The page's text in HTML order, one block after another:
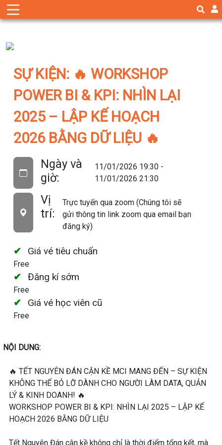
SỰ KIỆN: 🔥 WORKSHOP
POWER BI & KPI: NHÌN LẠI
2025 – LẬP KẾ HOẠCH
2026 BẰNG DỮ LIỆU 🔥
Ngày và
giờ:
11/01/2026 19:30 -
11/01/2026 21:30
Vị
trí:
Trực tuyến qua zoom (Chúng tôi sẽ
gửi thông tin link zoom qua email bạn
đăng ký)
Giá vé tiêu chuẩn
Free
Đăng kí sớm
Free
Giá vé học viên cũ
Free
NỘI DUNG:
🔥 TẾT NGUYÊN ĐÁN CẬN KỀ MCI MANG ĐẾN – SỰ KIỆN
KHÔNG THỂ BỎ LỠ DÀNH CHO NGƯỜI LÀM DATA, QUẢN
LÝ & KINH DOANH! 🔥
WORKSHOP POWER BI & KPI: NHÌN LẠI 2025 – LẬP KẾ
HOẠCH 2026 BẰNG DỮ LIỆU
Tết Nguyên Đán cận kề không chỉ là thời điểm tổng kết, mà